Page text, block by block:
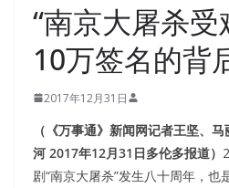
“南京大屠杀
10万签名的背
2017年12月31日
（《万事通》新闻网记者王坚、
河 2017年12月31 日多伦多报道）
剧“南京大屠杀”发生八十周年，也